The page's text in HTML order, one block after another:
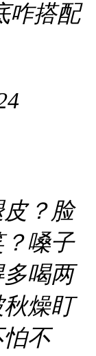
咋搭配
？脸
嗓子
多喝两
燥盯
怕不